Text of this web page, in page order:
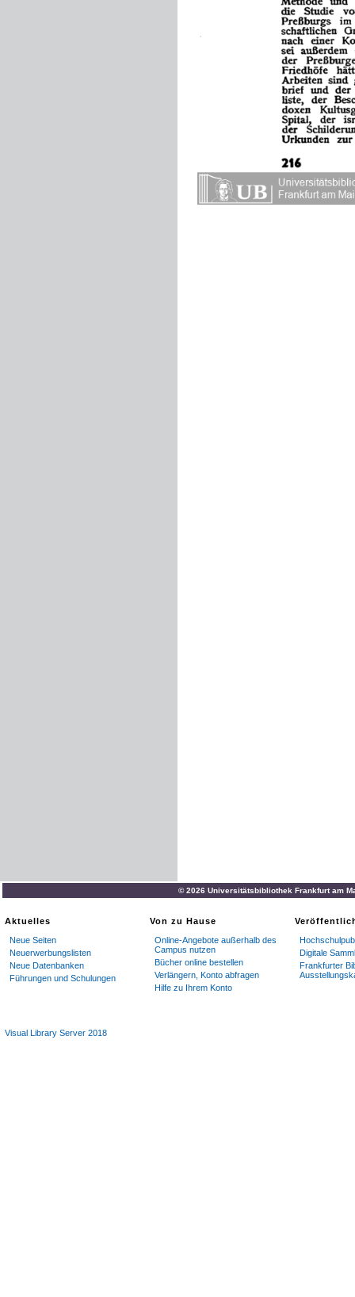
© 2026 Universitätsbibliothek Frankfurt am
Aktuelles
Neue Seiten
Neuerwerbungslisten
Neue Datenbanken
Führungen und Schulungen
Von zu Hause
Online-Angebote außerhalb des
Campus nutzen
Bücher online bestellen
Verlängern, Konto abfragen
Hilfe zu Ihrem Konto
Digitale
Frankfurter
Visual Library Server 2018